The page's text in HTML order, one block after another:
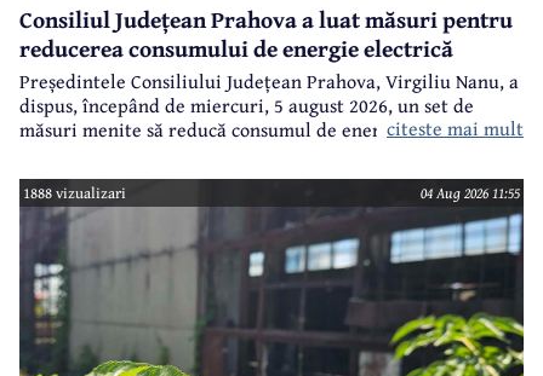
Consiliul Județean Prahova a luat măsuri pentru
reducerea consumului de energie electrică
Președintele Consiliului Județean Prahova, Virgiliu Nanu, a
dispus, începând de miercuri, 5 august 2026, un set de
măsuri menite să reducă consumul de energie electrică în
ca parte a unui demers mai amplu de utilizare responsabilă
a fondurilor publice.
citeste mai mult
1888 vizualizari 04 Aug 2026 11:55